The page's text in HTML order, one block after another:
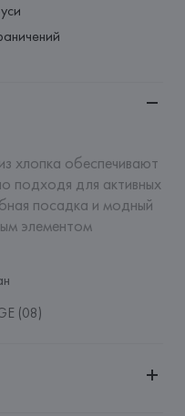
хлопка обеспечивают
подходя для активных
посадка и модный
элементом
(08)